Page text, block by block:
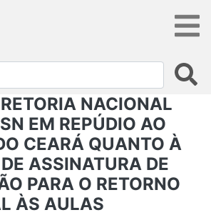
NACIONAL
EM REPÚDIO AO
CEARÁ QUANTO À
ASSINATURA DE
PARA O RETORNO
ÀS AULAS